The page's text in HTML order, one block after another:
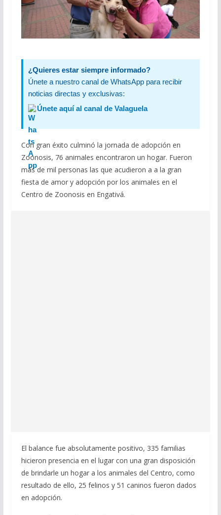
¿Quieres estar siempre informado?
Únete a nuestro canal de WhatsApp para recibir
noticias directas y exclusivas:
Únete aquí al canal de Valaguela
Con gran éxito culminó la jornada de adopción en
Zoonosis, 76 animales encontraron un hogar. Fueron
más de mil personas las que acudieron a a la gran
fiesta de amor y adopción por los animales en el
Centro de Zoonosis en Engativá.
El balance fue absolutamente positivo, 335 familias
hicieron presencia en el lugar con una gran disposición
de brindarle un hogar a los animales del Centro, como
resultado de ello, 25 felinos y 51 caninos fueron dados
en adopción.